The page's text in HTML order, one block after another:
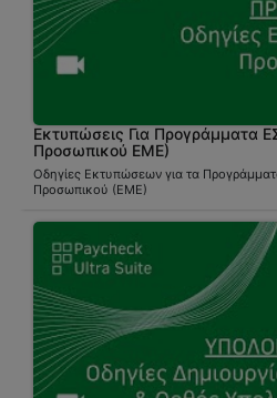
Εκτυπώσεις Για Προγράμματα
Προσωπικού ΕΜΕ)
Οδηγίες Εκτυπώσεων για τα
Προσωπικού (ΕΜΕ)